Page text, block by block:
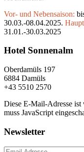
Vor- und Nebensaison:
30.03.-08.04.2025.
31.01.-30.03.2025
Hotel Sonnenalm
Oberdamüls 197
6884 Damüls
+43 5510 2570
Diese E-Mail-Adresse ist
muss JavaScript
Newsletter